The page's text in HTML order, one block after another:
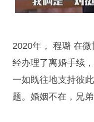
2020年， 程璐 在
经办理了离婚手续
一如既往地支持彼
题。婚姻不在，兄